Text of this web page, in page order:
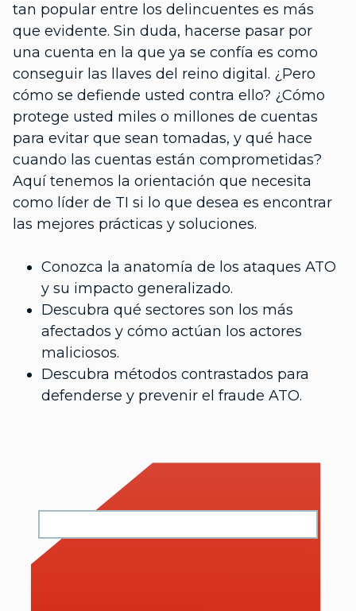
tan popular entre los delincuentes es más
que evidente. Sin duda, hacerse pasar por
una cuenta en la que ya se confía es como
conseguir las llaves del reino digital. ¿Pero
cómo se defiende usted contra ello? ¿Cómo
protege usted miles o millones de cuentas
para evitar que sean tomadas, y qué hace
cuando las cuentas están comprometidas?
Aquí tenemos la orientación que necesita
como líder de TI si lo que desea es encontrar
las mejores prácticas y soluciones.
Conozca la anatomía de los ataques ATO
y su impacto generalizado.
Descubra qué sectores son los más
afectados y cómo actúan los actores
maliciosos.
Descubra métodos contrastados para
defenderse y prevenir el fraude ATO.